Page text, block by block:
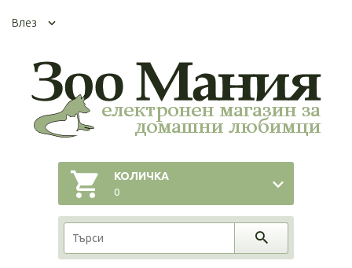
Влез
КОЛИЧКА
0